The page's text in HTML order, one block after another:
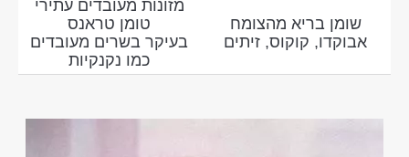
שומן בריא מהצומח
אבוקדו, קוקוס, זיתים
מזונות מעובדים עתירי
טומן טראנס
בעיקר בשרים מעובדים
כמו נקנקיות